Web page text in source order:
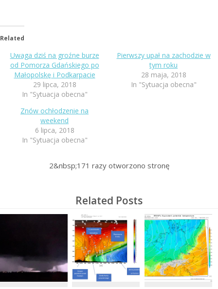
Related
Uwaga dziś na groźne burze
od Pomorza Gdańskiego po
Małopolskę i Podkarpacie
29 lipca, 2018
In "Sytuacja obecna"
Pierwszy upał na zachodzie w
tym roku
28 maja, 2018
In "Sytuacja obecna"
Znów ochłodzenie na
weekend
6 lipca, 2018
In "Sytuacja obecna"
2&nbsp;171 razy otworzono stronę
Related Posts